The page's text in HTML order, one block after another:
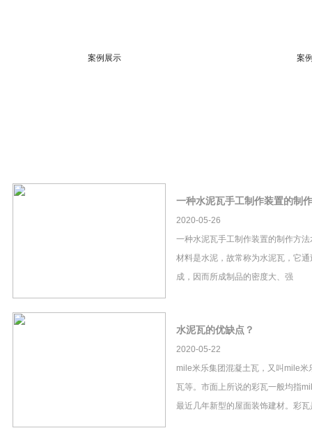
案例展示 案
一种水泥瓦手工制作装置的制
2020-05-26
一种水泥瓦手工制作装置的制作方
材料是水泥，故常称为水泥瓦，它
成，因而所成制品的密度大、强
水泥瓦的优缺点？
2020-05-22
mile米乐集团混凝土瓦，又叫mile米
瓦等。市面上所说的彩瓦一般均指
最近几年新型的屋面装饰建材。彩